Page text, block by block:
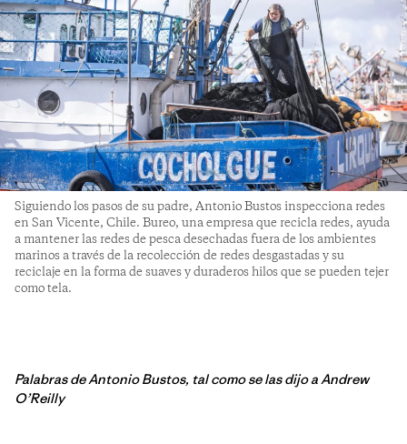
Siguiendo los pasos de su padre, Antonio Bustos inspecciona redes
en San Vicente, Chile. Bureo, una empresa que recicla redes, ayuda
a mantener las redes de pesca desechadas fuera de los ambientes
marinos a través de la recolección de redes desgastadas y su
reciclaje en la forma de suaves y duraderos hilos que se pueden tejer
como tela.
Palabras deAntonio Bustos, tal como se las dijo a Andrew
O’Reilly